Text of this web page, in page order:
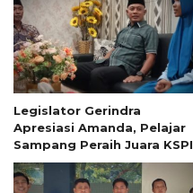
Legislator Gerindra
Apresiasi Amanda, Pelajar
Sampang Peraih Juara KSPI